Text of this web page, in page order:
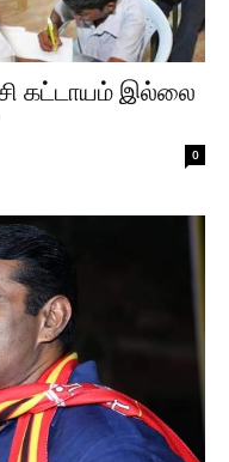
கட்டாயம் இல்லை
0